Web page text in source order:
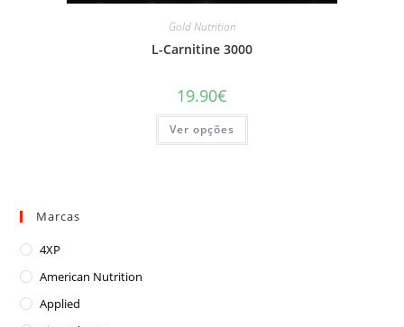
Gold Nutrition
L-Carnitine 3000
19.90€
Ver opções
This
has
Marcas
4XP
American Nutrition
Applied